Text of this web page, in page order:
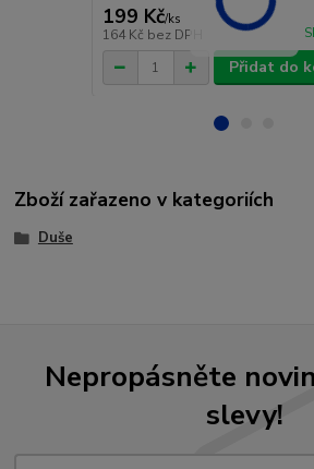
199 Kč/ks
164 Kč bez DPH
Přidat do
Zboží zařazeno v kategoriích
Duše
Nepropásněte
slevy!